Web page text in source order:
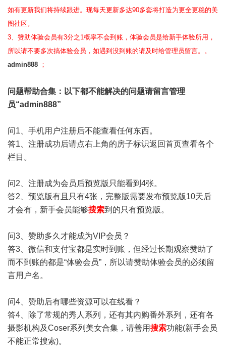
如有更新我们将持续跟进。现每天更新多达90多套将打造为更全更稳的美
图社区。
3、赞助体验会员有3分之1概率不会到账，体验会员是给新手体验所用，
所以请不要多次搞体验会员，如遇到没到账的请及时给管理员留言。。
admin888 ；
问题帮助合集 ：以下都不能解决的问题请留言管理
员“admin888”
问1、手机用户注册后不能查看任何东西。
答1、注册成功后请点右上角的房子标识返回首页查看各个
栏目。
问2、注册成为会员后预览版只能看到4张。
答2、预览版有且只有4张，完整版需要发布预览版10天后
才会有，新手会员能够搜索到的只有预览版。
问3、赞助多久才能成为VIP会员？
答3、微信和支付宝都是实时到账，但经过长期观察赞助了
而不到账的都是“体验会员”，所以请赞助体验会员的必须留
言用户名。
问4、赞助后有哪些资源可以在线看？
答4、除了常规的秀人系列，还有其内购番外系列，还有各
摄影机构及Coser系列美女合集，请善用搜索功能(新手会员
不能正常搜索)。